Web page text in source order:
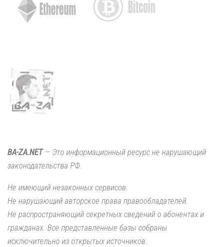
BA-ZA.NET— Это информационный ресурс не нарушающий
законодательства РФ.
Не имеющий незаконных сервисов.
Не нарушающий авторское права правообладателей.
Не распространяющий секретных сведений о абонентах и
гражданах. Все представленные базы собраны
исключительно из открытых источников.